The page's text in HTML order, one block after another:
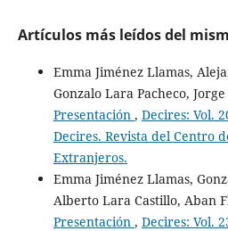
Artículos más leídos del
Emma Jiménez Llamas,
Gonzalo Lara Pacheco,
Presentación , Decires: Vol.
Decires. Revista del Centro
Extranjeros.
Emma Jiménez Llamas,
Alberto Lara Castillo, Aban
Presentación , Decires: Vol.